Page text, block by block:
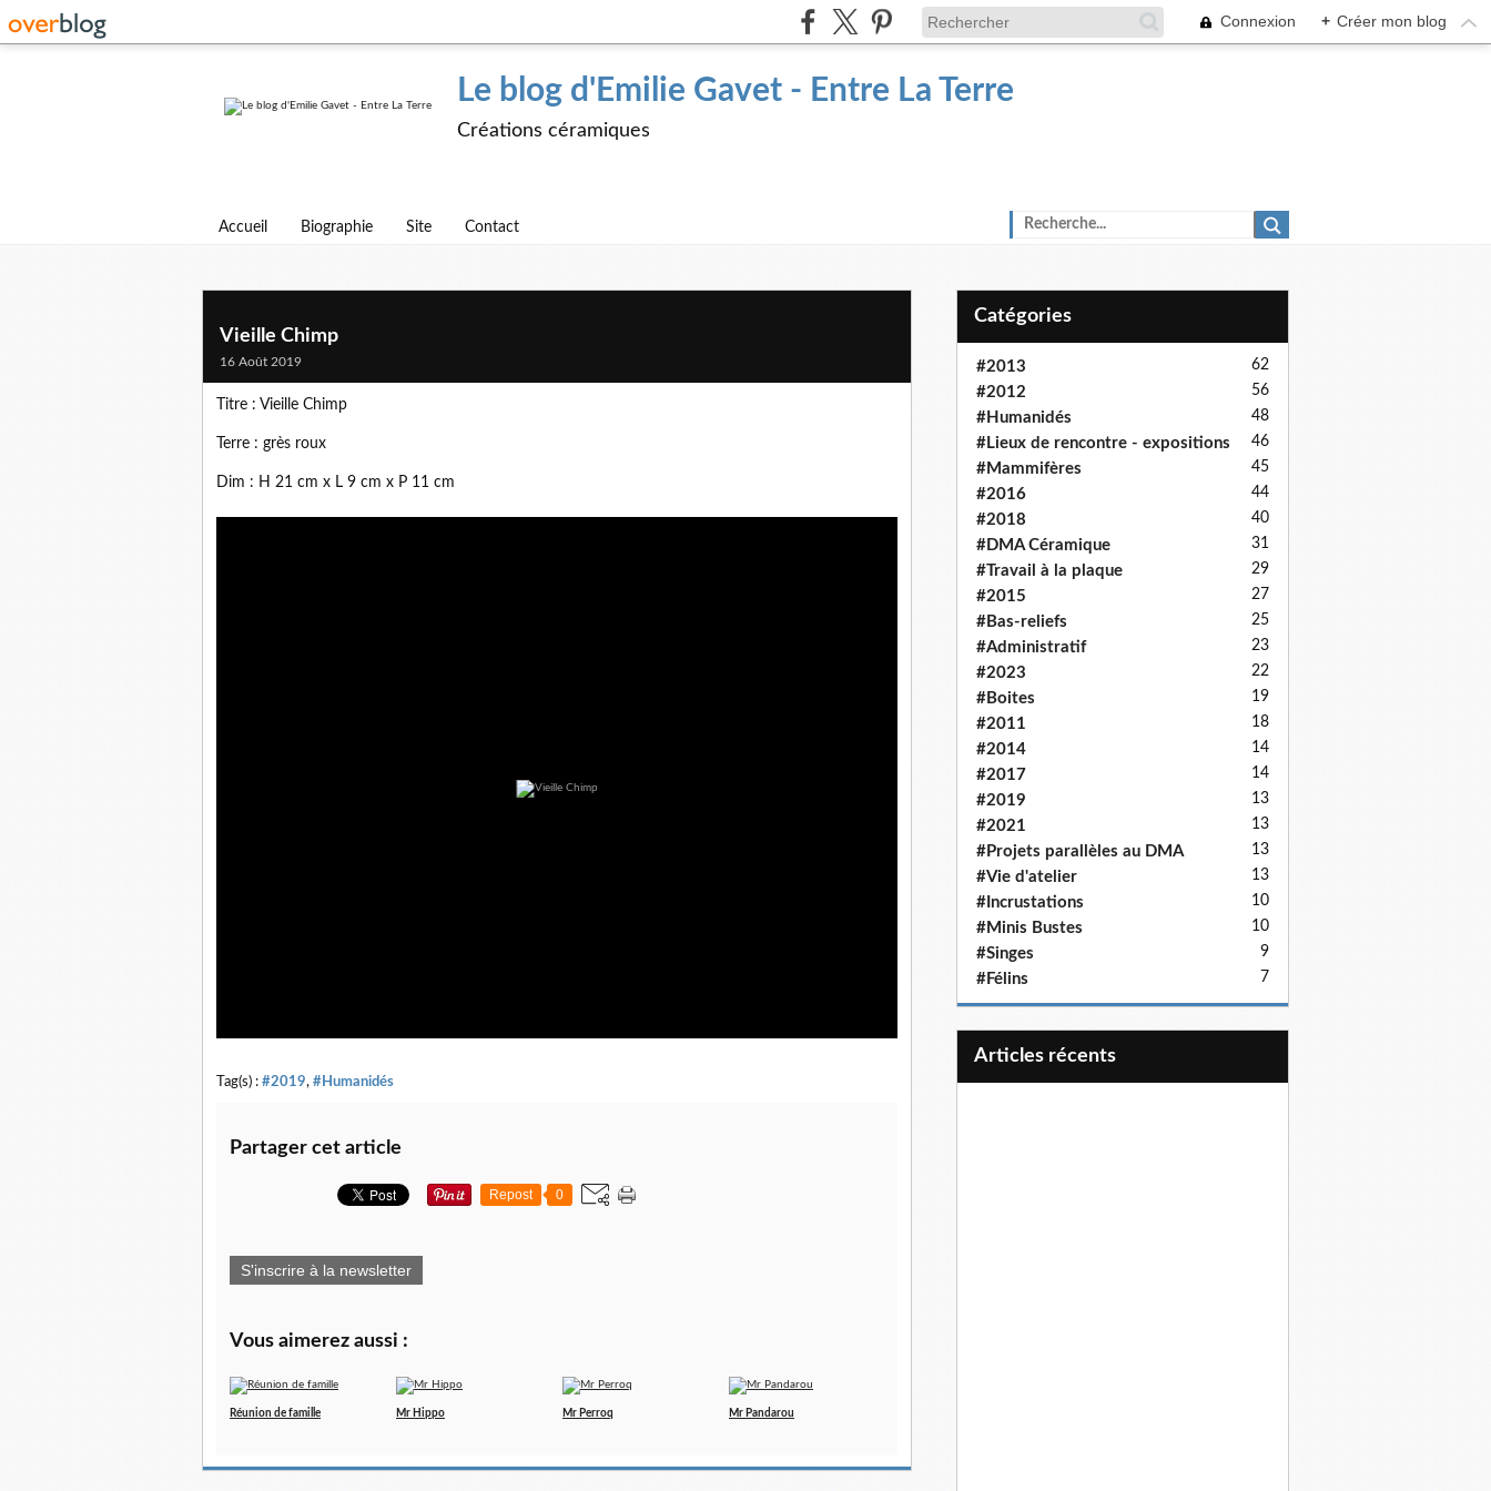
Connexion + Créer mon blog
Le blog d'Emilie Gavet - Entre La Terre
Créations céramiques
Accueil Biographie Site Contact
Vieille Chimp
16 Août 2019
Titre : Vieille Chimp
Terre : grès roux
Dim : H 21 cm x L 9 cm x P 11 cm
Tag(s) : #2019, #Humanidés
Partager cet article
Repost 0
S'inscrire à la newsletter
Vous aimerez aussi :
Réunion de famille Mr Hippo Mr Perroq Mr Pandarou
Catégories
#2013 62
#2012 56
#Humanidés 48
#Lieux de rencontre - expositions 46
#Mammifères 45
#2016 44
#2018 40
#DMA Céramique 31
#Travail à la plaque 29
#2015 27
#Bas-reliefs 25
#Administratif 23
#2023 22
#Boites 19
#2011 18
#2014 14
#2017 14
#2019 13
#2021 13
#Projets parallèles au DMA 13
#Vie d'atelier 13
#Incrustations 10
#Minis Bustes 10
#Singes 9
#Félins 7
articles récents